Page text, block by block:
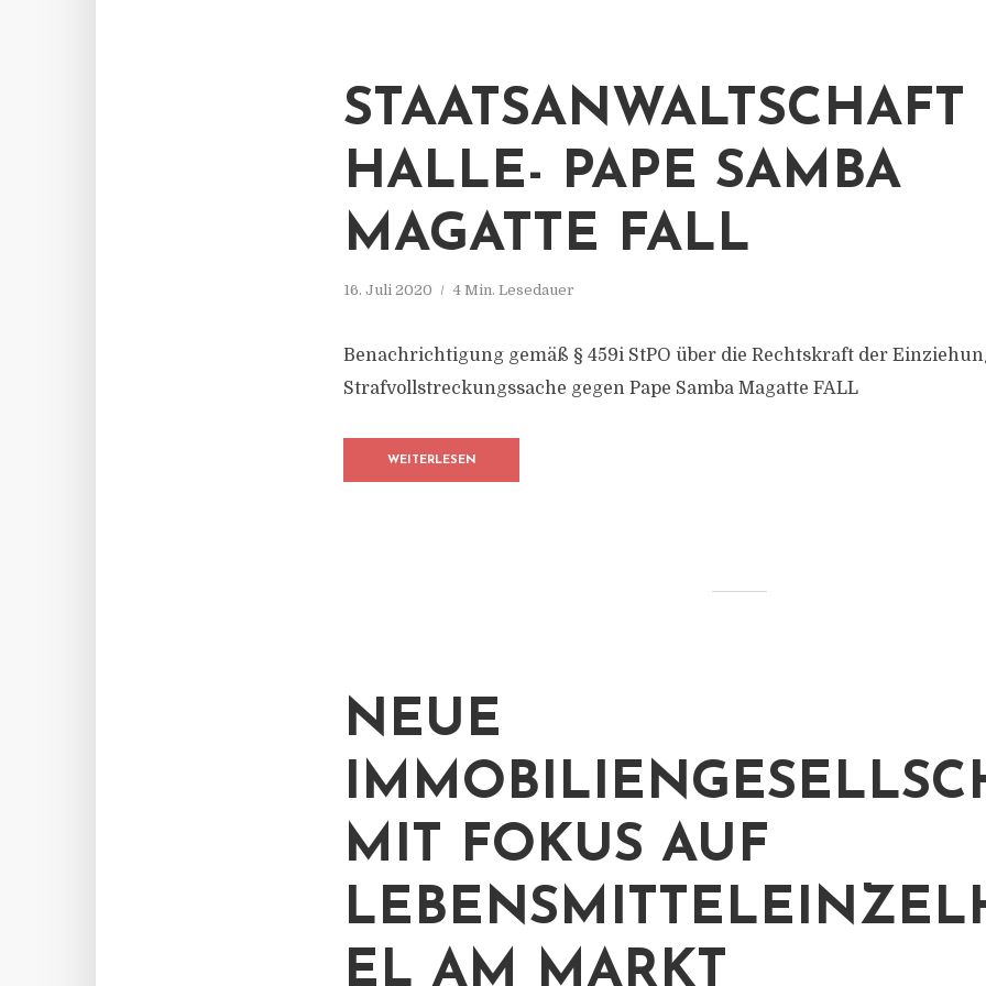
STAATSANWALTSCHAFT
HALLE- PAPE SAMBA
MAGATTE FALL
16. Juli 2020 4 Min. Lesedauer
Benachrichtigung gemäß § 459i StPO über die Rechtskraft der
Strafvollstreckungssache gegen Pape Samba Magatte FALL
WEITERLESEN
NEUE
MIT FOKUS AUF
EL AM MARKT